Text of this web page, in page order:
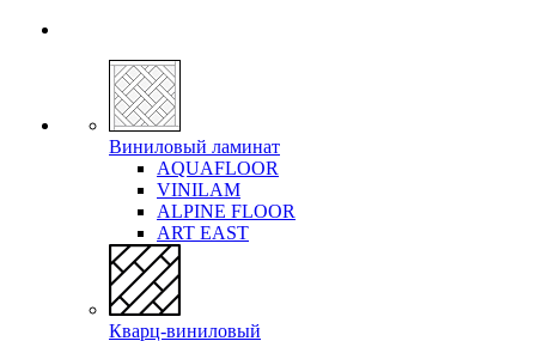
Виниловый ламинат
AQUAFLOOR
VINILAM
ALPINE FLOOR
ART EAST
Кварц-виниловый